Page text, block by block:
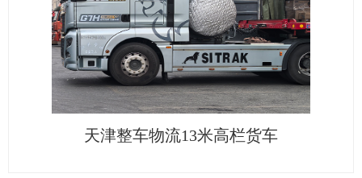
天津整车物流13米高栏货车